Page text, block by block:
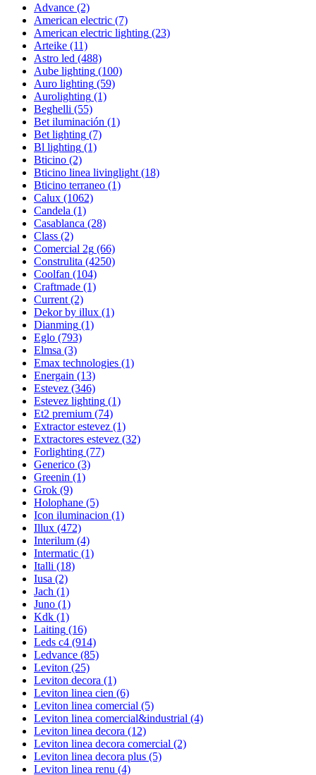
Advance (2)
American electric (7)
American electric lighting (23)
Arteike (11)
Astro led (488)
Aube lighting (100)
Auro lighting (59)
Aurolighting (1)
Beghelli (55)
Bet iluminación (1)
Bet lighting (7)
Bl lighting (1)
Bticino (2)
Bticino linea livinglight (18)
Bticino terraneo (1)
Calux (1062)
Candela (1)
Casablanca (28)
Class (2)
Comercial 2g (66)
Construlita (4250)
Coolfan (104)
Craftmade (1)
Current (2)
Dekor by illux (1)
Dianming (1)
Eglo (793)
Elmsa (3)
Emax technologies (1)
Energain (13)
Estevez (346)
Estevez lighting (1)
Et2 premium (74)
Extractor estevez (1)
Extractores estevez (32)
Forlighting (77)
Generico (3)
Greenin (1)
Grok (9)
Holophane (5)
Icon iluminacion (1)
Illux (472)
Interilum (4)
Intermatic (1)
Italli (18)
Iusa (2)
Jach (1)
Juno (1)
Kdk (1)
Laiting (16)
Leds c4 (914)
Ledvance (85)
Leviton (25)
Leviton decora (1)
Leviton linea cien (6)
Leviton linea comercial (5)
Leviton linea comercial&industrial (4)
Leviton linea decora (12)
Leviton linea decora comercial (2)
Leviton linea decora plus (5)
Leviton linea renu (4)